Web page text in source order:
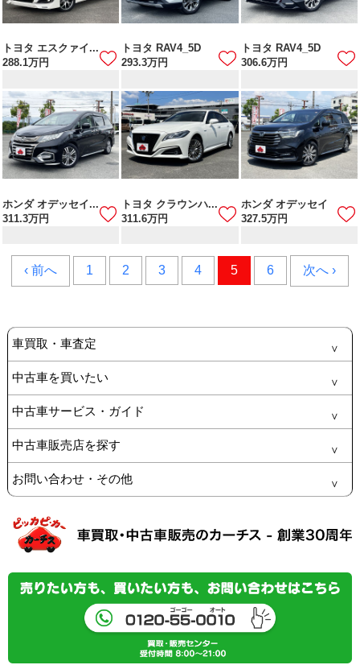
トヨタ エスクァイ...
288.1万円
トヨタ RAV4_5D
293.3万円
トヨタ RAV4_5D
306.6万円
ホンダ オデッセイ...
311.3万円
トヨタ クラウンハ...
311.6万円
ホンダ オデッセイ
327.5万円
‹ 前へ 1 2 3 4 5 6 次へ ›
車買取・車査定
中古車を買いたい
中古車サービス・ガイド
中古車販売店を探す
お問い合わせ・その他